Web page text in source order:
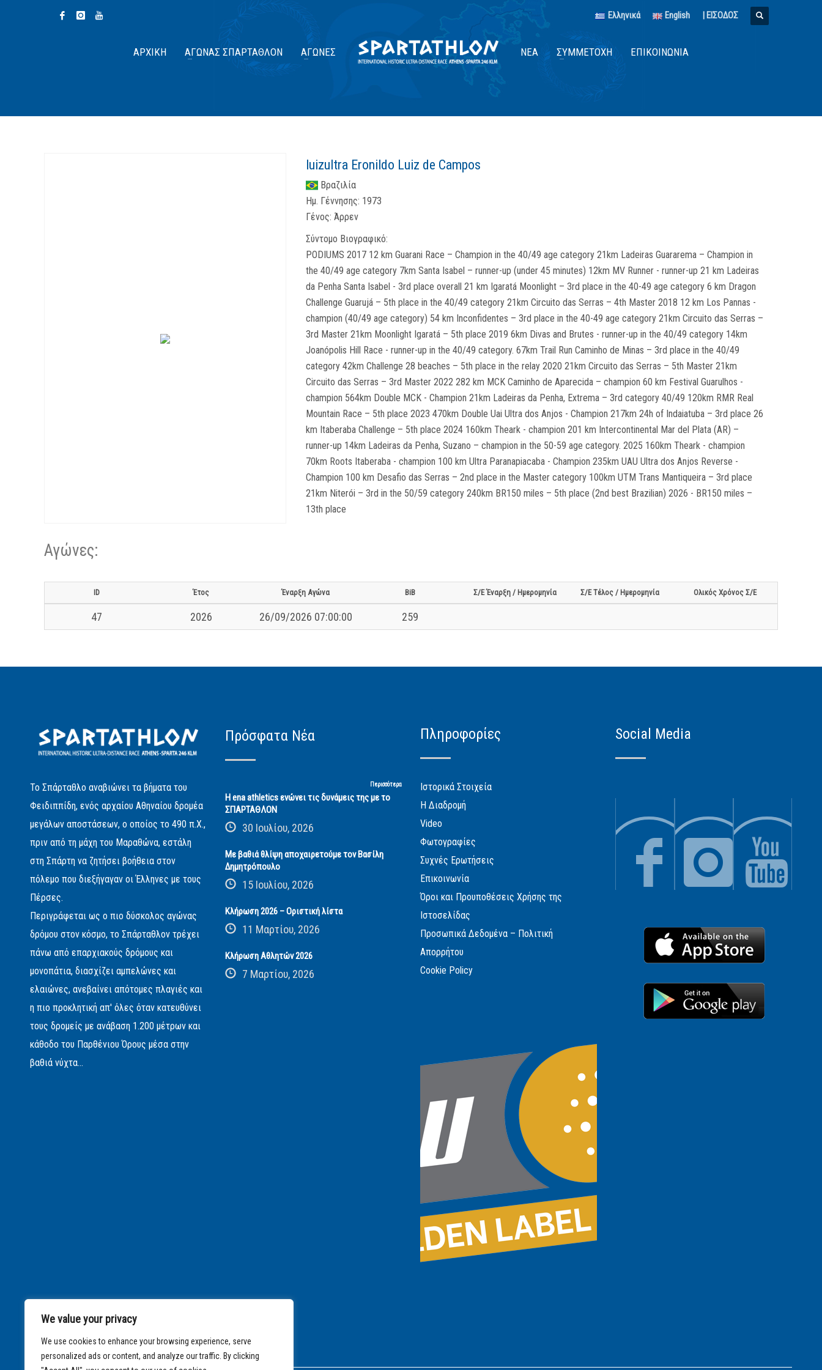
We value your privacy
We use cookies to enhance your browsing experience, serve
personalized ads or content, and analyze our traffic. By clicking
Ελληνικά English | ΕΙΣΟΔΟΣ
ΑΡΧΙΚΉ ΑΓΏΝΑΣ ΣΠΆΡΤΑΘΛΟΝ ΑΓΏΝΕΣ ΝΈΑ ΣΥΜΜΕΤΟΧΉ ΕΠΙΚΟΙΝΩΝΊΑ
luizultra Eronildo Luiz de Campos
Βραζιλία
Ημ. Γέννησης: 1973
Γένος: Άρρεν
Σύντομο Βιογραφικό:
PODIUMS 2017 12 km Guarani Race – Champion in the 40/49 age category 21km Ladeiras Guararema – Champion in
the 40/49 age category 7km Santa Isabel – runner-up (under 45 minutes) 12km MV Runner - runner-up 21 km Ladeiras
da Penha Santa Isabel - 3rd place overall 21 km Igaratá Moonlight – 3rd place in the 40-49 age category 6 km Dragon
Challenge Guarujá – 5th place in the 40/49 category 21km Circuito das Serras – 4th Master 2018 12 km Los Pannas -
champion (40/49 age category) 54 km Inconfidentes – 3rd place in the 40-49 age category 21km Circuito das Serras –
3rd Master 21km Moonlight Igaratá – 5th place 2019 6km Divas and Brutes - runner-up in the 40/49 category 14km
Joanópolis Hill Race - runner-up in the 40/49 category. 67km Trail Run Caminho de Minas – 3rd place in the 40/49
category 42km Challenge 28 beaches – 5th place in the relay 2020 21km Circuito das Serras – 5th Master 21km
Circuito das Serras – 3rd Master 2022 282 km MCK Caminho de Aparecida – champion 60 km Festival Guarulhos -
champion 564km Double MCK - Champion 21km Ladeiras da Penha, Extrema – 3rd category 40/49 120km RMR Real
Mountain Race – 5th place 2023 470km Double Uai Ultra dos Anjos - Champion 217km 24h of Indaiatuba – 3rd place 26
km Itaberaba Challenge – 5th place 2024 160km Theark - champion 201 km Intercontinental Mar del Plata (AR) –
runner-up 14km Ladeiras da Penha, Suzano – champion in the 50-59 age category. 2025 160km Theark - champion
70km Roots Itaberaba - champion 100 km Ultra Paranapiacaba - Champion 235km UAU Ultra dos Anjos Reverse -
Champion 100 km Desafio das Serras – 2nd place in the Master category 100km UTM Trans Mantiqueira – 3rd place
21km Niterói – 3rd in the 50/59 category 240km BR150 miles – 5th place (2nd best Brazilian) 2026 - BR150 miles –
13th place
Αγώνες:
ID Έτος Έναρξη Αγώνα BiB Σ/Ε Έναρξη / Ημερομηνία Σ/Ε Τέλος / Ημερομηνία Ολικός Χρόνος Σ/Ε
47 2026 26/09/2026 07:00:00 259
Το Σπάρταθλο αναβιώνει τα βήματα του
Φειδιππίδη, ενός αρχαίου Αθηναίου δρομέα
μεγάλων αποστάσεων, ο οποίος το 490 π.Χ.,
πριν από τη μάχη του Μαραθώνα, εστάλη
στη Σπάρτη να ζητήσει βοήθεια στον
πόλεμο που διεξήγαγαν οι Έλληνες με τους
Πέρσες.
Περιγράφεται ως ο πιο δύσκολος αγώνας
δρόμου στον κόσμο, το Σπάρταθλον τρέχει
πάνω από επαρχιακούς δρόμους και
μονοπάτια, διασχίζει αμπελώνες και
ελαιώνες, ανεβαίνει απότομες πλαγιές και
η πιο προκλητική απ' όλες όταν κατευθύνει
τους δρομείς με ανάβαση 1.200 μέτρων και
κάθοδο του Παρθένιου Όρους μέσα στην
βαθιά νύχτα...
Πρόσφατα Νέα
Περισσότερα
Η ena athletics ενώνει τις δυνάμεις της με το
ΣΠΑΡΤΑΘΛΟΝ
30 Ιουλίου, 2026
Με βαθιά θλίψη αποχαιρετούμε τον Βασίλη
Δημητρόπουλο
15 Ιουλίου, 2026
Κλήρωση 2026 – Οριστική λίστα
11 Μαρτίου, 2026
Κλήρωση Αθλητών 2026
7 Μαρτίου, 2026
Πληροφορίες
Ιστορικά Στοιχεία
Η Διαδρομή
Video
Φωτογραφίες
Συχνές Ερωτήσεις
Επικοινωνία
Όροι και Προυποθέσεις Χρήσης της
Ιστοσελίδας
Προσωπικά Δεδομένα – Πολιτική
Απορρήτου
Cookie Policy
Social Media